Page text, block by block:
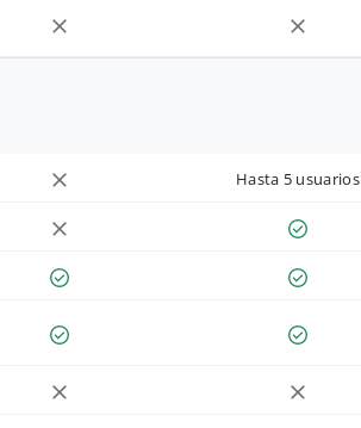
Hasta 5 usuarios